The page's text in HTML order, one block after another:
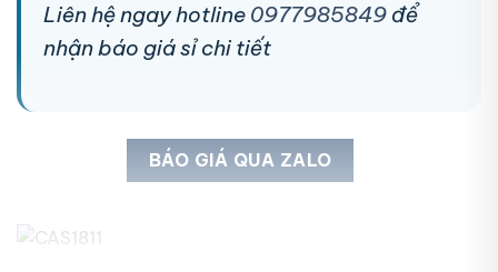
Liên hệ ngay hotline 0977985849 để
nhận báo giá sỉ chi tiết
BÁO GIÁ QUA ZALO